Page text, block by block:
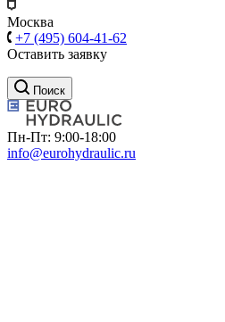
Москва
+7 (495) 604-41-62
Оставить заявку
Поиск
Пн-Пт: 9:00-18:00
info@eurohydraulic.ru